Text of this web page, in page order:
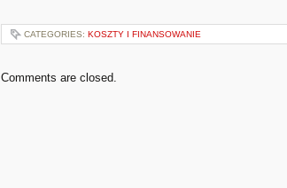
CATEGORIES: KOSZTY I FINANSOWANIE
Comments are closed.